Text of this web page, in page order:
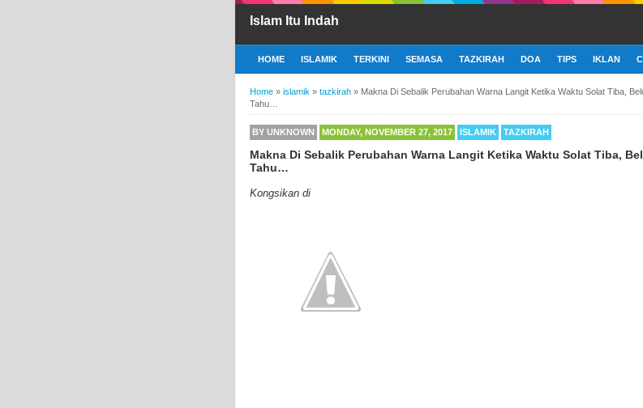
Islam Itu Indah
HOME ISLAMIK TERKINI SEMASA TAZKIRAH DOA TIPS IKLAN
Home » islamik » tazkirah » Makna Di Sebalik Perubahan Warna Langit Ketika Waktu Solat Tiba,
Tahu…
BY UNKNOWN MONDAY, NOVEMBER 27, 2017 ISLAMIK TAZKIRAH
Makna Di Sebalik Perubahan Warna Langit Ketika Waktu Solat Tiba,
Tahu…
Kongsikan di